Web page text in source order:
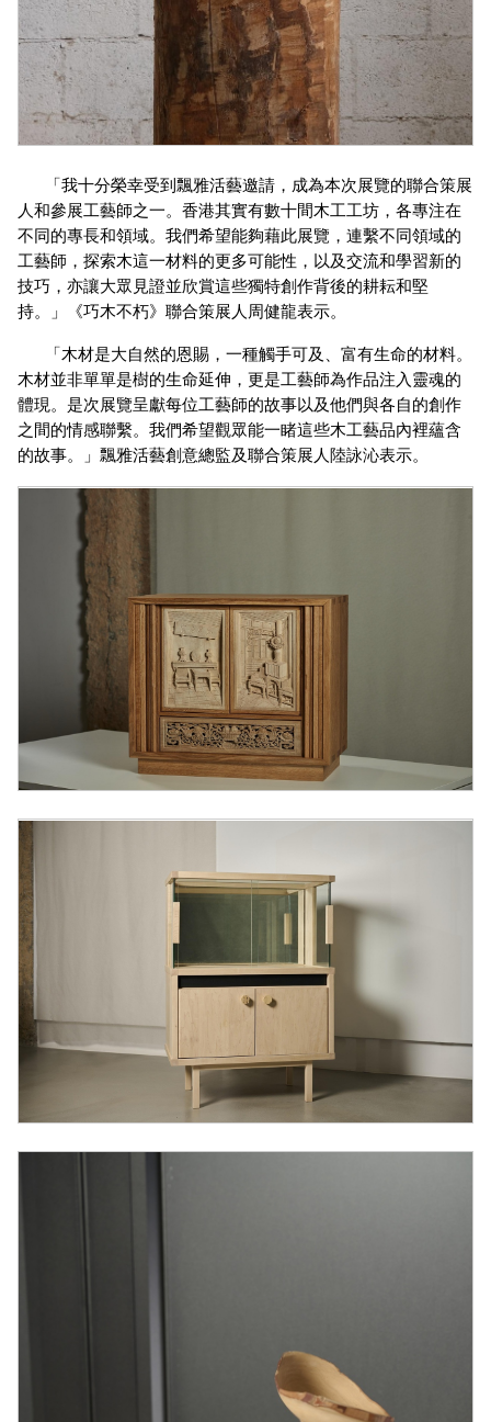
「我十分榮幸受到飄雅活藝邀請，成為本次展覽的聯合策展
人和參展工藝師之一。香港其實有數十間木工工坊，各專注在
不同的專長和領域。我們希望能夠藉此展覽，連繫不同領域的
工藝師，探索木這一材料的更多可能性，以及交流和學習新的
技巧，亦讓大眾見證並欣賞這些獨特創作背後的耕耘和堅
持。」《巧木不朽》聯合策展人周健龍表示。
「木材是大自然的恩賜，一種觸手可及、富有生命的材料。
木材並非單單是樹的生命延伸，更是工藝師為作品注入靈魂的
體現。是次展覽呈獻每位工藝師的故事以及他們與各自的創作
之間的情感聯繫。我們希望觀眾能一睹這些木工藝品內裡蘊含
的故事。」飄雅活藝創意總監及聯合策展人陸詠沁表示。